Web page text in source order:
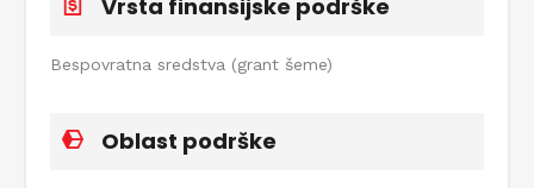
Vrsta finansijske podrške
Bespovratna sredstva (grant šeme)
Oblast podrške